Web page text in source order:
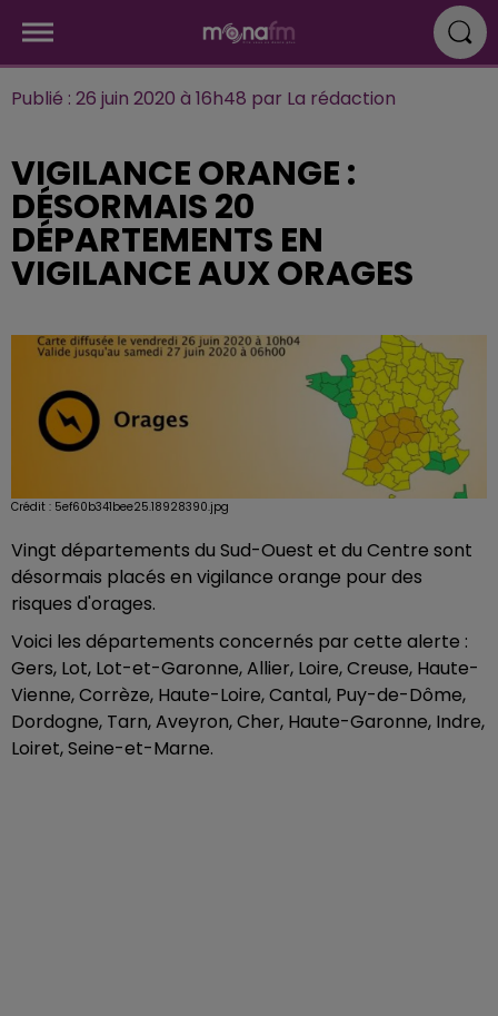
Publié : 26 juin 2020 à 16h48 par La rédaction
VIGILANCE ORANGE :
DÉSORMAIS 20
DÉPARTEMENTS EN
VIGILANCE AUX ORAGES
Crédit : 5ef60b341bee25.18928390.jpg
Vingt départements du Sud-Ouest et du Centre sont
désormais placés en vigilance orange pour des
risques d'orages.
Voici les départements concernés par cette alerte :
Gers, Lot, Lot-et-Garonne, Allier, Loire, Creuse, Haute-
Vienne, Corrèze, Haute-Loire, Cantal, Puy-de-Dôme,
Dordogne, Tarn, Aveyron, Cher, Haute-Garonne, Indre,
Loiret, Seine-et-Marne.